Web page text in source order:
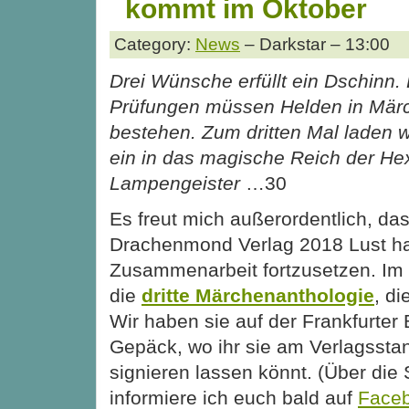
kommt im Oktober
Category: News – Darkstar – 13:00
Drei Wünsche erfüllt ein Dschinn.
Prüfungen müssen Helden in
bestehen. Zum dritten Mal laden
ein in das magische Reich der
Lampengeister…30
Es freut mich außerordentlich,
Drachenmond Verlag 2018 Lust
Zusammenarbeit fortzusetzen.
die dritte Märchenanthologie,
Wir haben sie auf der Frankfurter
Gepäck, wo ihr sie am
signieren lassen könnt. (Über die
informiere ich euch bald auf